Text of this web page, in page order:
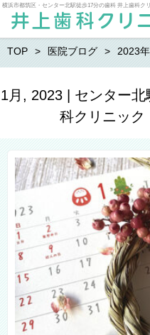
横浜市都筑区・センター北駅徒歩17分の歯科 井上歯科ク
TOP 医院ブログ 2023
1月, 2023 | センター
科クリニック